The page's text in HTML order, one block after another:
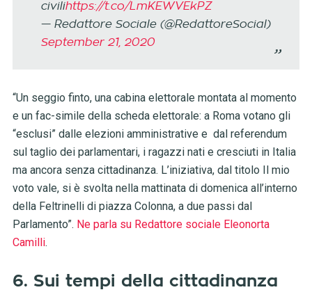
civilihttps://t.co/LmKEWVEkPZ
— Redattore Sociale (@RedattoreSocial)
September 21, 2020
“Un seggio finto, una cabina elettorale montata al momento
e un fac-simile della scheda elettorale: a Roma votano gli
“esclusi” dalle elezioni amministrative e dal referendum
sul taglio dei parlamentari, i ragazzi nati e cresciuti in Italia
ma ancora senza cittadinanza. L’iniziativa, dal titolo Il mio
voto vale, si è svolta nella mattinata di domenica all’interno
della Feltrinelli di piazza Colonna, a due passi dal
Parlamento”. Ne parla su Redattore sociale Eleonorta
Camilli.
6. Sui tempi della cittadinanza